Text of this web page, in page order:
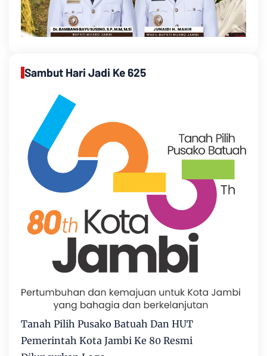
Sambut Hari Jadi Ke 625
Tanah Pilih Pusako Batuah Dan HUT
Pemerintah Kota Jambi Ke 80 Resmi